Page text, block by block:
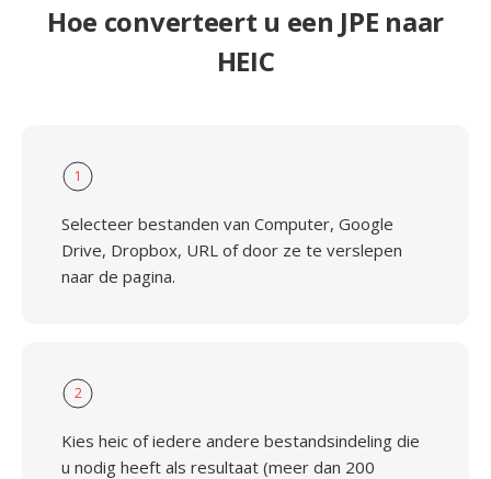
Hoe converteert u een JPE naar
HEIC
1
Selecteer bestanden van Computer, Google
Drive, Dropbox, URL of door ze te verslepen
naar de pagina.
2
Kies heic of iedere andere bestandsindeling die
u nodig heeft als resultaat (meer dan 200